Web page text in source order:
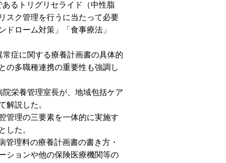
るトリグリセライド（中性脂
スク管理を行うに当たって必要
ローム対策」「食事療法」
症に関する療養計画書の具体的
の多職種連携の重要性も強調し
栄養管理室長が、地域包括ケア
解説した。
管理の三要素を一体的に実施す
した。
理料の療養計画書の書き方・
ションや他の保険医療機関等の